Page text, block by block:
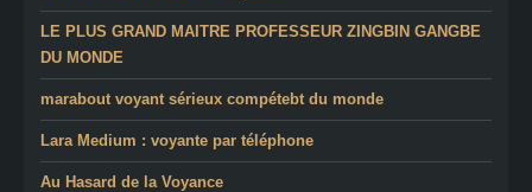
LE PLUS GRAND MAITRE PROFESSEUR ZINGBIN GANGBE
DU MONDE
marabout voyant sérieux compétebt du monde
Lara Medium : voyante par téléphone
Au Hasard de la Voyance